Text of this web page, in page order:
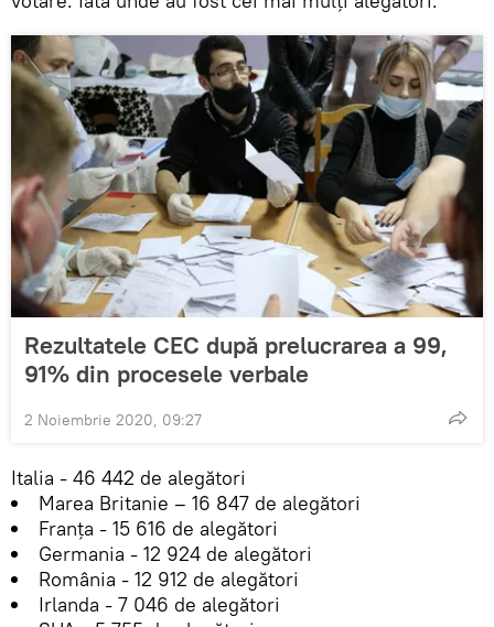
Rezultatele CEC după prelucrarea a 99,
91% din procesele verbale
2 Noiembrie 2020, 09:27
Italia - 46 442 de alegători
Marea Britanie – 16 847 de alegători
Franța - 15 616 de alegători
Germania - 12 924 de alegători
România - 12 912 de alegători
Irlanda - 7 046 de alegători